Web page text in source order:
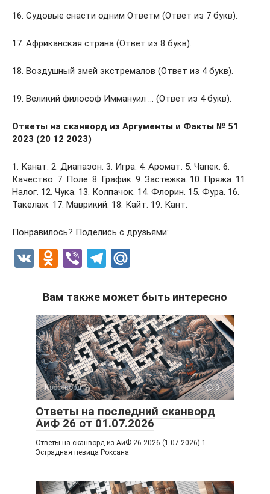
16. Судовые снасти одним Ответм (Ответ из 7 букв).
17. Африканская страна (Ответ из 8 букв).
18. Воздушный змей экстремалов (Ответ из 4 букв).
19. Великий философ Иммануил … (Ответ из 4 букв).
Ответы на сканворд из Аргументы и Факты № 51
2023 (20 12 2023)
1. Канат. 2. Диапазон. 3. Игра. 4. Аромат. 5. Чапек. 6.
Качество. 7. Поле. 8. График. 9. Застежка. 10. Пряжа. 11.
Налог. 12. Чука. 13. Колпачок. 14. Флорин. 15. Фура. 16.
Такелаж. 17. Маврикий. 18. Кайт. 19. Кант.
Понравилось? Поделись с друзьями:
V
O
n
o
kl
a
ss
ni
ki
Vi
er
T
e
gr
a
m
.R
u
Вам также может быть интересно
Кроссворд 0
Ответы на последний сканворд
АиФ 26 от 01.07.2026
Ответы на сканворд из АиФ 26 2026 (1 07 2026) 1.
Эстрадная певица Роксана